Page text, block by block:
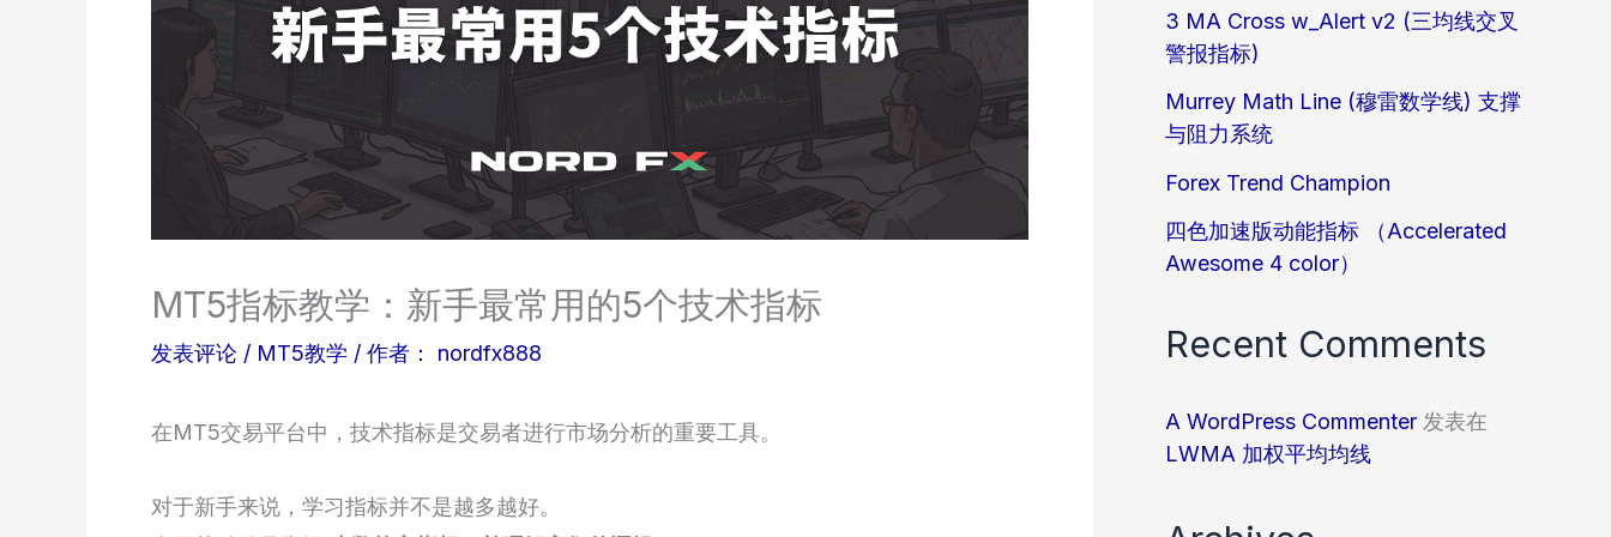
MT5指标教学：新手最常用的5个技术指标
发表评论 / MT5教学 / 作者： nordfx888
在MT5交易平台中，技术指标是交易者进行市场分析的重要工具。
对于新手来说，学习指标并不是越多越好。
3 MA Cross w_Alert v2 (三均线交叉
警报指标)
Murrey Math Line (穆雷数学线) 支撑
与阻力系统
Forex Trend Champion
四色加速版动能指标 （Accelerated
Awesome 4 color）
Recent Comments
A WordPress Commenter 发表在
LWMA 加权平均均线